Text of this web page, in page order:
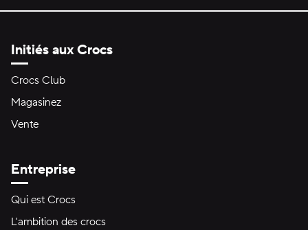
Initiés aux Crocs
Crocs Club
Magasinez
Vente
Entreprise
Qui est Crocs
L'ambition des crocs